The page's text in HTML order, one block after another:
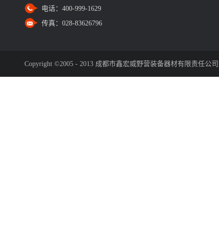
电话： 400-999-1629
传真： 028-83626796
Copyright ©2005 - 2013 成都市鑫宏威野营装备器材有限责任公司